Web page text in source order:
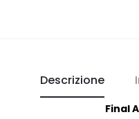
Descrizione
Final